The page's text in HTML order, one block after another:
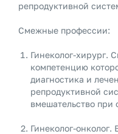
репродуктивной
Смежные профессии:
Гинеколог-хирург.
компетенцию
диагностика и
репродуктивной
вмешательство при
Гинеколог-